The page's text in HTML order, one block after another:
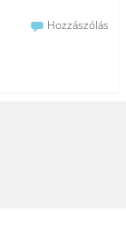
Hozzászólás